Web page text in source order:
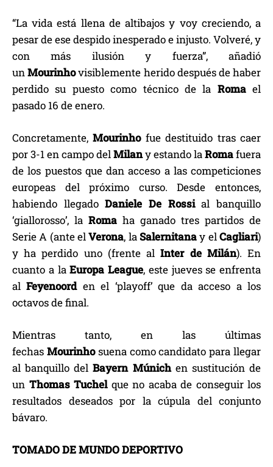
“La vida está llena de altibajos y voy creciendo, a
pesar de ese despido inesperado e injusto. Volveré, y
con más ilusión y fuerza”, añadió
unMourinhovisiblemente herido después de haber
perdido su puesto como técnico de la Roma el
pasado 16 de enero.
Concretamente,Mourinho fue destituido tras caer
por 3-1 en campo delMilany estando laRomafuera
de los puestos que dan acceso a las competiciones
europeas del próximo curso. Desde entonces,
habiendo llegadoDaniele De Rossial banquillo
‘giallorosso’, la Roma ha ganado tres partidos de
Serie A (ante elVerona, laSalernitanay elCagliari)
y ha perdido uno (frente alInter de Milán). En
cuanto a laEuropa League, este jueves se enfrenta
alFeyenoord en el ‘playoff’ que da acceso a los
octavos de final.
Mientras tanto, en las últimas
fechas Mourinhosuena como candidato para llegar
al banquillo delBayern Múnichen sustitución de
un Thomas Tuchel que no acaba de conseguir los
resultados deseados por la cúpula del conjunto
bávaro.
TOMADO DE MUNDO DEPORTIVO